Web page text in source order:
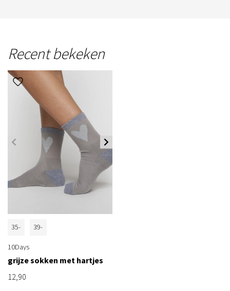
Recent bekeken
35-
39-
10Days
grijze sokken met hartjes
12,90